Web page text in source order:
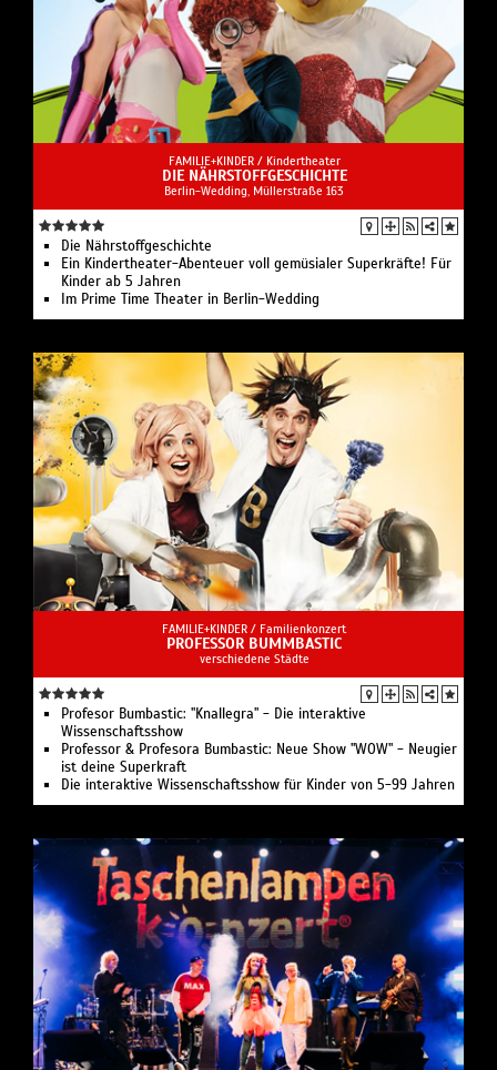
FAMILIE+KINDER / Kindertheater
DIE NÄHRSTOFFGESCHICHTE
Berlin-Wedding, Müllerstraße 163
Die Nährstoffgeschichte
Ein Kindertheater-Abenteuer voll gemüsialer Superkräfte! Für
Kinder ab 5 Jahren
Im Prime Time Theater in Berlin-Wedding
FAMILIE+KINDER / Familienkonzert
PROFESSOR BUMMBASTIC
verschiedene Städte
Profesor Bumbastic: "Knallegra" - Die interaktive
Wissenschaftsshow
Professor & Profesora Bumbastic: Neue Show "WOW" - Neugier
ist deine Superkraft
Die interaktive Wissenschaftsshow für Kinder von 5-99 Jahren